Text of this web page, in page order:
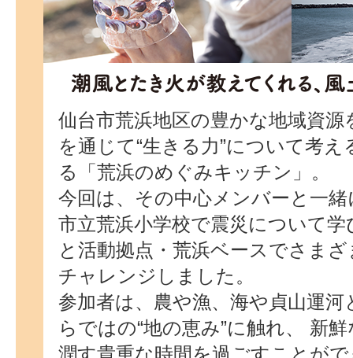
仙台市荒浜地区の豊かな地域資源
を通じて“生きる力”について考
る「荒浜のめぐみキッチン」。
今回は、その中心メンバーと一
市立荒浜小学校で震災について
と活動拠点・荒浜ベースでさま
チャレンジしました。
参加者は、農や漁、海や貞山運
らではの“地の恵み”に触れ、 新
潤す貴重な時間を過ごすことが